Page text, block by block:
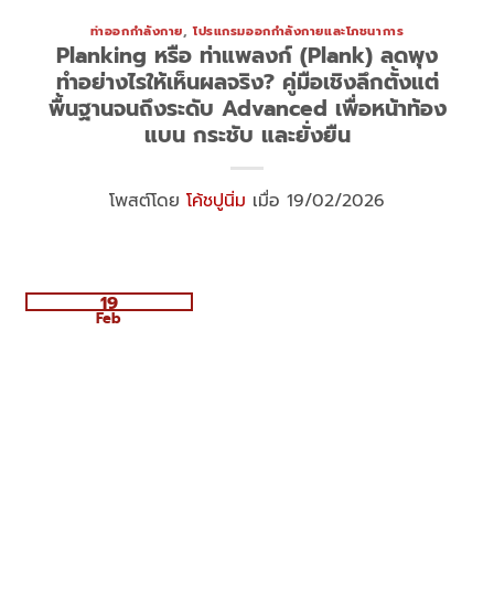
ท่าออกกำลังกาย,โปรแกรมออกกำลังกายและโภชนาการ
Planking หรือ ท่าแพลงก์ (Plank) ลดพุง
ทำอย่างไรให้เห็นผลจริง? คู่มือเชิงลึกตั้งแต่
พื้นฐานจนถึงระดับ Advanced เพื่อหน้าท้อง
แบน กระชับ และยั่งยืน
โพสต์โดย โค้ชปูนิ่ม เมื่อ 19/02/2026
19
Feb